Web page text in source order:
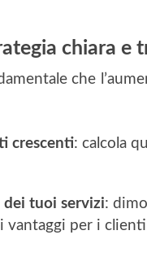
chiara e
che
crescenti: calcola
tuoi servizi:
per i